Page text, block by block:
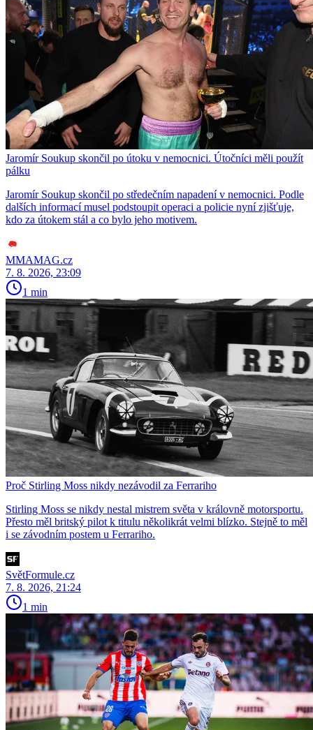
Jaromír Soukup skončil po útoku v nemocnici. Útočníci měli použít
pálku
Jaromír Soukup skončil po středečním napadení v nemocnici. Podle
dalších informací musel podstoupit operaci a policie nyní zjišťuje,
kdo za útokem stál a co bylo jeho motivem.
MMAMAG.cz
7. 8. 2026, 23:09
1 min
Proč Stirling Moss nikdy nezávodil za Ferrariho
Stirling Moss se nikdy nestal mistrem světa v královně motorsportu.
Přesto měl britský pilot k titulu několikrát velmi blízko. Stejně to měl
i se závodním postem u Ferrariho.
SvětFormule.cz
7. 8. 2026, 21:24
1 min